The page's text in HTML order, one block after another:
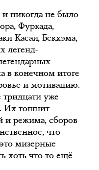
никогда не было
Фуркада,
Касаи, Бекхэма,
легенд-
в конечном итоге
и мотивацию.
уже
Их тошнит
и режима, сборов
что
мизерные
хоть что-то ещё